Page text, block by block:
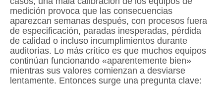
medición provoca que las consecuencias
aparezcan semanas después, con procesos fuera
de especificación, paradas inesperadas, pérdida
de calidad o incluso incumplimientos durante
auditorías. Lo más crítico es que muchos equipos
continúan funcionando «aparentemente bien»
mientras sus valores comienzan a desviarse
lentamente. Entonces surge una pregunta clave: